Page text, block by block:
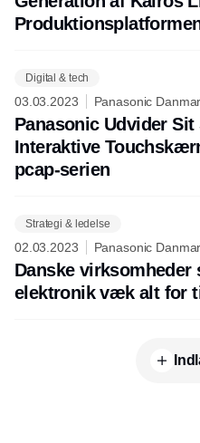
Digital & tech
03.03.2023 Panasonic
Panasonic Udvider
Interaktive
pcap-serien
Strategi & ledelse
02.03.2023 Panasonic
Danske virksomheder
elektronik væk alt for